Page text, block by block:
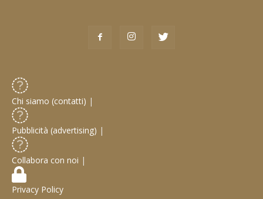
Chi siamo (contatti) |
Pubblicità (advertising) |
Collabora con noi |
Privacy Policy